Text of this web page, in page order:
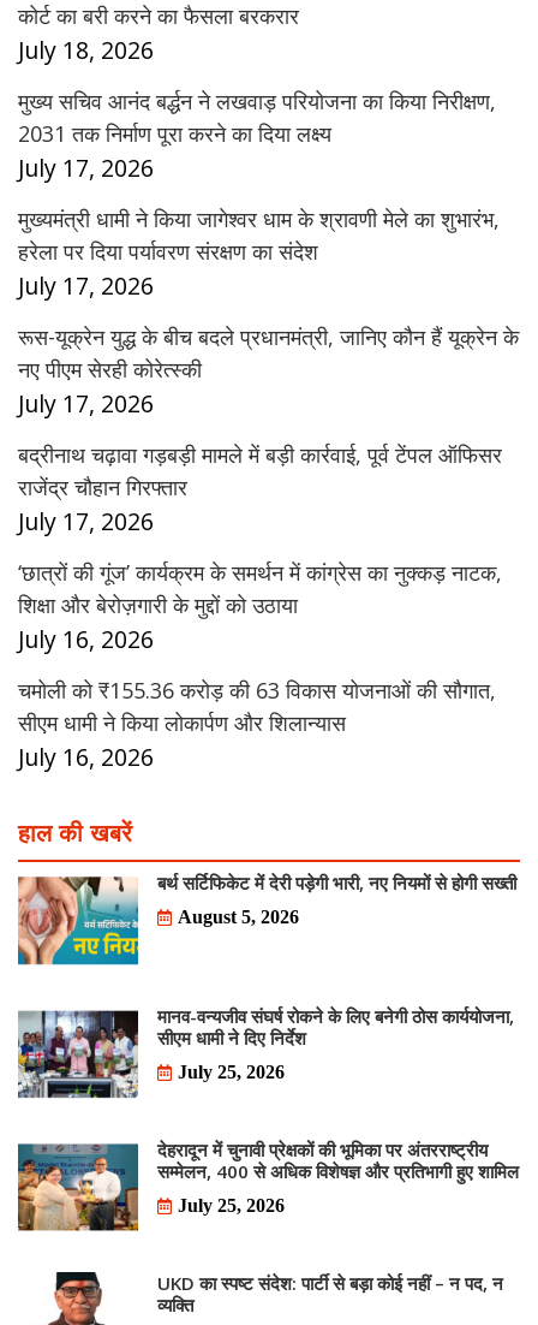
कोर्ट का बरी करने का फैसला बरकरार
July 18, 2026
मुख्य सचिव आनंद बर्द्धन ने लखवाड़ परियोजना का किया निरीक्षण,
2031 तक निर्माण पूरा करने का दिया लक्ष्य
July 17, 2026
मुख्यमंत्री धामी ने किया जागेश्वर धाम के श्रावणी मेले का शुभारंभ,
हरेला पर दिया पर्यावरण संरक्षण का संदेश
July 17, 2026
रूस-यूक्रेन युद्ध के बीच बदले प्रधानमंत्री, जानिए कौन हैं यूक्रेन के
नए पीएम सेरही कोरेत्स्की
July 17, 2026
बद्रीनाथ चढ़ावा गड़बड़ी मामले में बड़ी कार्रवाई, पूर्व टेंपल ऑफिसर
राजेंद्र चौहान गिरफ्तार
July 17, 2026
‘छात्रों की गूंज’ कार्यक्रम के समर्थन में कांग्रेस का नुक्कड़ नाटक,
शिक्षा और बेरोज़गारी के मुद्दों को उठाया
July 16, 2026
चमोली को ₹155.36 करोड़ की 63 विकास योजनाओं की सौगात,
सीएम धामी ने किया लोकार्पण और शिलान्यास
July 16, 2026
हाल की खबरें
बर्थ सर्टिफिकेट में देरी पड़ेगी भारी, नए नियमों से होगी सख्ती
August 5, 2026
मानव-वन्यजीव संघर्ष रोकने के लिए बनेगी ठोस कार्ययोजना,
सीएम धामी ने दिए निर्देश
July 25, 2026
देहरादून में चुनावी प्रेक्षकों की भूमिका पर अंतरराष्ट्रीय
सम्मेलन, 400 से अधिक विशेषज्ञ और प्रतिभागी हुए शामिल
July 25, 2026
UKD का स्पष्ट संदेश: पार्टी से बड़ा कोई नहीं – न पद, न
व्यक्ति